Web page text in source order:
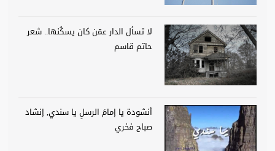
لا تسأل الدار عمّن كان يسكُنها.. شعر
حاتم قاسم
أنشودة يا إمامَ الرسلِ يا سندي, إنشاد
صباح فخري